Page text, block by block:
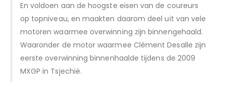
En voldoen aan de hoogste eisen van de coureurs
op topniveau, en maakten daarom deel uit van vele
motoren waarmee overwinning zijn binnengehaald.
Waaronder de motor waarmee Clément Desalle zijn
eerste overwinning binnenhaalde tijdens de 2009
MXGP in Tsjechië.